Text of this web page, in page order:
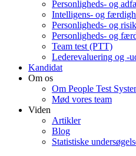
Personligheds- og
Intelligens- og
Personligheds- og
Personligheds- og
Team test (PTT)
Lederevaluering og -
Kandidat
Om os
Om People Test
Mød vores team
Viden
Artikler
Blog
Statistiske